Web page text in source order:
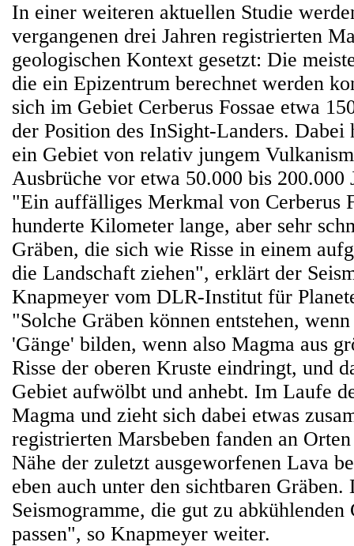
In einer weiteren aktuellen Studie
vergangenen drei Jahren registrierten
geologischen Kontext gesetzt: Die
die ein Epizentrum berechnet werden
sich im Gebiet Cerberus Fossae etwa
der Position des InSight-Landers. Dabei
ein Gebiet von relativ jungem
Ausbrüche vor etwa 50.000 bis 200.000
"Ein auffälliges Merkmal von Cerberus
hunderte Kilometer lange, aber sehr
Gräben, die sich wie Risse in einem
die Landschaft ziehen", erklärt der
Knapmeyer vom DLR-Institut für
"Solche Gräben können entstehen,
'Gänge' bilden, wenn also Magma aus
Risse der oberen Kruste eindringt, und
Gebiet aufwölbt und anhebt. Im Laufe
Magma und zieht sich dabei etwas
registrierten Marsbeben fanden an
Nähe der zuletzt ausgeworfenen Lava
eben auch unter den sichtbaren Gräben.
Seismogramme, die gut zu abkühlenden
passen", so Knapmeyer weiter.